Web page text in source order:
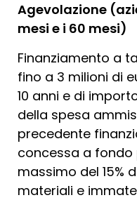
Agevolazione
mesi e i 60 mesi)
Finanziamento a
fino a 3 milioni di
10 anni e di
della spesa
precedente
concessa a
massimo del 15%
materiali e